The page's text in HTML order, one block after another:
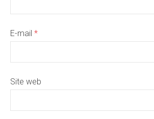
E-mail *
Site web